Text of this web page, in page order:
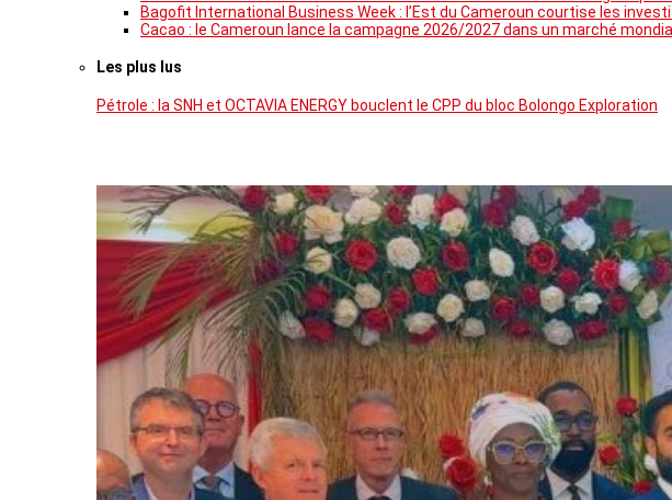
Bagofit International Business Week : l’Est du Cameroun courtise les
Cacao : le Cameroun lance la campagne 2026/2027 dans un marché
Les plus lus
Pétrole : la SNH et OCTAVIA ENERGY bouclent le CPP du bloc Bolongo Exploration